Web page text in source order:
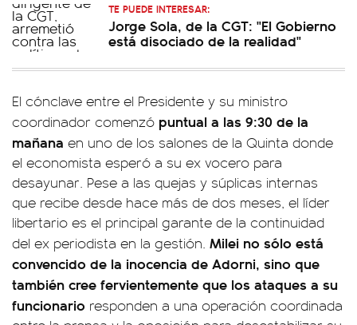
TE PUEDE INTERESAR:
Jorge Sola, de la CGT: "El Gobierno
está disociado de la realidad"
El cónclave entre el Presidente y su ministro
coordinador comenzó puntual a las 9:30 de la
mañana en uno de los salones de la Quinta donde
el economista esperó a su ex vocero para
desayunar. Pese a las quejas y súplicas internas
que recibe desde hace más de dos meses, el líder
libertario es el principal garante de la continuidad
del ex periodista en la gestión. Milei no sólo está
convencido de la inocencia de Adorni, sino que
también cree fervientemente que los ataques a su
funcionario responden a una operación coordinada